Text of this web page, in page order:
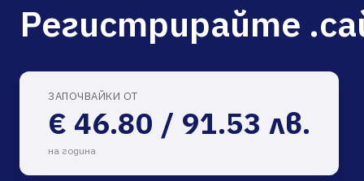
Трансфер на домейн
gTLD разширения
AI
NGINX хостинг
Управлявани виртуални сървъри
Регистрирайте
ЗАПОЧВАЙКИ ОТ
€ 46.80 / 91.53 лв.
на година